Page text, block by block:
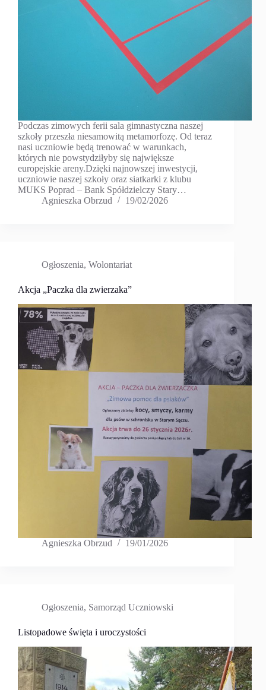
Podczas zimowych ferii sala gimnastyczna naszej
szkoły przeszła niesamowitą metamorfozę. Od teraz
nasi uczniowie będą trenować w warunkach,
których nie powstydziłyby się największe
europejskie areny.Dzięki najnowszej inwestycji,
uczniowie naszej szkoły oraz siatkarki z klubu
MUKS Poprad – Bank Spółdzielczy Stary…
Agnieszka Obrzud
19/02/2026
Ogłoszenia, Wolontariat
Akcja „Paczka dla zwierzaka”
Agnieszka Obrzud 19/01/2026
Ogłoszenia, Samorząd Uczniowski
Listopadowe święta i uroczystości